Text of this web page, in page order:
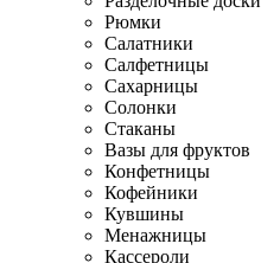
Рюмки
Салатники
Салфетницы
Сахарницы
Солонки
Стаканы
Вазы для фруктов
Конфетницы
Кофейники
Кувшины
Менажницы
Кассероли